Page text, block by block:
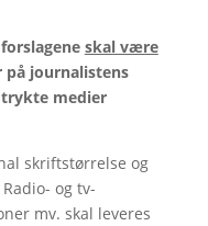
skal være
journalistens
medier
skriftstørrelse og
og tv-
mv. skal leveres